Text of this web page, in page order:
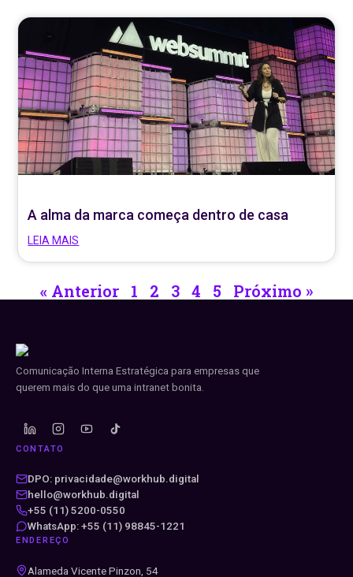
A alma da marca começa dentro de casa
LEIA MAIS
« Anterior 1 2 3 4 5 Próximo »
Comunicação Interna Estratégica para empresas que
querem mais do que uma intranet bonita.
CONTATO
DPO: privacidade@workhub.digital
hello@workhub.digital
+55 (11) 5200-0550
WhatsApp: +55 (11) 98845-1221
ENDEREÇO
Alameda Vicente Pinzon, 54